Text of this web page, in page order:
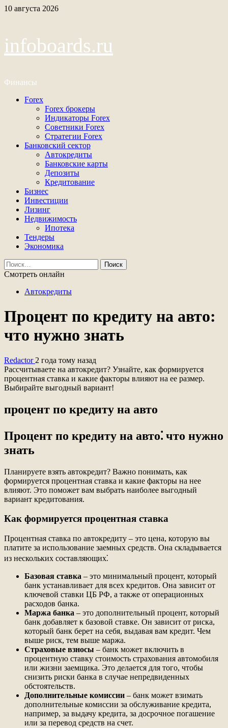
Перейти
10 августа 2026
infoboards.ru
Финансы
Основное
Forex
Forex брокеры
Индикаторы Forex
Советники Forex
Стратегии Forex
Банковский сектор
Автокредиты
Банковские карты
Депозиты
Кредитование
Бизнес
Инвестиции
Лизинг
Недвижимость
Ипотека
Тендеры
Экономика
Найти:
Смотреть онлайн
Автокредиты
Процент по кредиту на авто:
что нужно знать
Redactor 2 года тому назад
Рассчитываете на автокредит? Узнайте, как формируется
процентная ставка и какие факторы влияют на ее размер.
Выбирайте выгодный вариант!
процент по кредиту на авто
Процент по кредиту на авто⁚ что нужно
знать
Планируете взять автокредит? Важно понимать, как
формируется процентная ставка и какие факторы на нее
влияют. Это поможет вам выбрать наиболее выгодный
вариант кредитования.
Как формируется процентная ставка
Процентная ставка по автокредиту – это цена, которую вы
платите за использование заемных средств. Она складывается
из нескольких составляющих⁚
Базовая ставка – это минимальный процент, который
банк устанавливает для всех кредитов. Она зависит от
ключевой ставки ЦБ РФ, а также от операционных
расходов банка.
Маржа банка – это дополнительный процент, который
банк добавляет к базовой ставке. Он зависит от риска,
который банк берет на себя, выдавая вам кредит. Чем
выше риск, тем выше маржа.
Страховые взносы – банк может включить в
процентную ставку стоимость страхования автомобиля
или жизни заемщика. Это делается для того, чтобы
снизить риски банка в случае непредвиденных
обстоятельств.
Дополнительные комиссии – банк может взимать
дополнительные комиссии за обслуживание кредита,
например, за выдачу кредита, за досрочное погашение
или за перевод средств на счет.